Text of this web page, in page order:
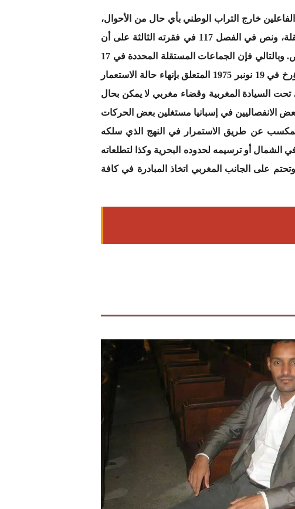
خارج التراب الوطني بأي حال من الأحوال،
كما أن الدستور الإسباني الذي أكد على أن إسبانيا تنتظم إقليميا في جماعات وعمالات ومجموعات مستقلة، ونص في الفصل 117 في فقرته الثالثة على أن
السلطة القضائية تمارس فقط في المحاكم المحددة بمقتضى القانون وفق ما نصت عليه قواعد الاختصاص. وبالتالي فإن الجماعات المستقلة المحددة في 17
جماعة والتي لا يوجد من بينها إقليمي سيدي إفني والصحراء. أي جاء منسجما في ذلك مع القانون 40 المؤرخ في 19 نونبر 1975 المتعلق بإنهاء حالة الاستعمار
تحت عدد 78. وفوق هذا وذاك فالصحراء هي تحت السيادة المغربية وقضاء مغربي لا يمكن بحال
الانفصاليين في إسبانيا مستغلين بعض الحركات
عن طريق الاستمرار في النهج الذي سلكه
أو ترسيمه لحدوده البحرية وكذا لتطلعاته
على الجانب المغربي اتخاذ المبادرة في كافة